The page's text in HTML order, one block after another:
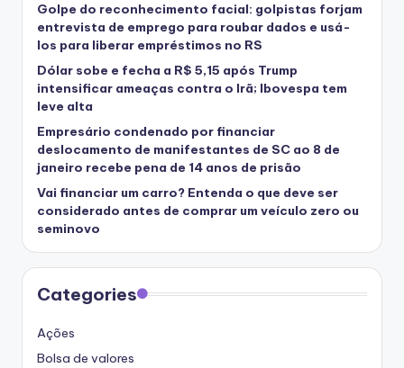
Golpe do reconhecimento facial: golpistas forjam
entrevista de emprego para roubar dados e usá-
los para liberar empréstimos no RS
Dólar sobe e fecha a R$ 5,15 após Trump
intensificar ameaças contra o Irã; Ibovespa tem
leve alta
Empresário condenado por financiar
deslocamento de manifestantes de SC ao 8 de
janeiro recebe pena de 14 anos de prisão
Vai financiar um carro? Entenda o que deve ser
considerado antes de comprar um veículo zero ou
seminovo
Categories
Ações
Bolsa de valores